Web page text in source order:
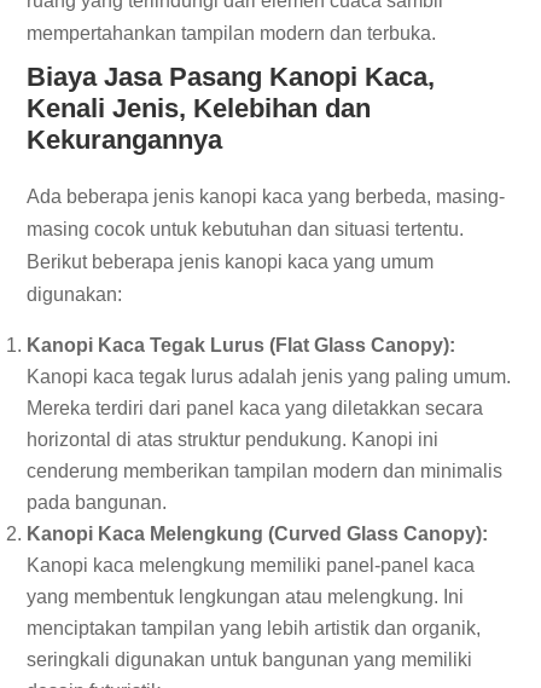
mempertahankan tampilan modern dan terbuka.
BiayaJasa Pasang Kanopi Kaca,
Kenali Jenis, Kelebihan dan
Kekurangannya
Ada beberapa jenis kanopi kaca yang berbeda, masing-
masing cocok untuk kebutuhan dan situasi tertentu.
Berikut beberapa jenis kanopi kaca yang umum
digunakan:
Kanopi Kaca Tegak Lurus (Flat Glass Canopy):
Kanopi kaca tegak lurus adalah jenis yang paling umum.
Mereka terdiri dari panel kaca yang diletakkan secara
horizontal di atas struktur pendukung. Kanopi ini
cenderung memberikan tampilan modern dan minimalis
pada bangunan.
Kanopi Kaca Melengkung (Curved Glass Canopy):
Kanopi kaca melengkung memiliki panel-panel kaca
yang membentuk lengkungan atau melengkung. Ini
menciptakan tampilan yang lebih artistik dan organik,
seringkali digunakan untuk bangunan yang memiliki